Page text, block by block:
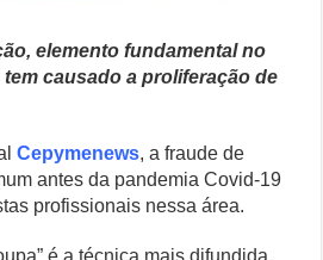
elemento fundamental no
causado a proliferação de
Cepymenews, a fraude de
antes da pandemia Covid-19
profissionais nessa área.